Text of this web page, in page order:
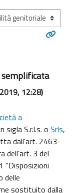
12:28)
a
sigla S.r.l.s. o Srls,
dall'art. 2463-
dell'art. 3 del
"Disposizioni
delle
sostituito dalla